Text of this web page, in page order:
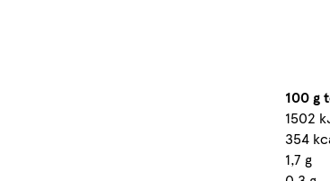
100 g
1502
354
1,7 g